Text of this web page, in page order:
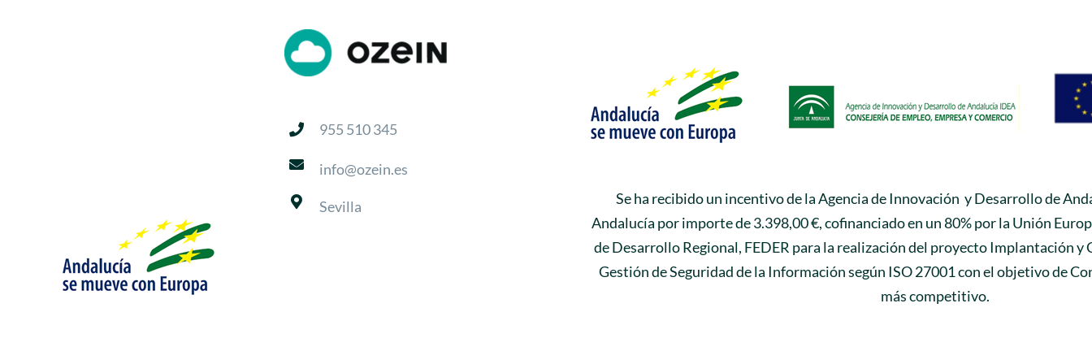
955 510 345
info@ozein.es
Sevilla
Se ha recibido un incentivo de la Agencia de Innovación y Desarrollo de
Andalucía por importe de 3.398,00 €, cofinanciado en un 80% por la Unión
de Desarrollo Regional, FEDER para la realización del proyecto Implantación y
Gestión de Seguridad de la Información según ISO 27001 con el objetivo de
más competitivo.